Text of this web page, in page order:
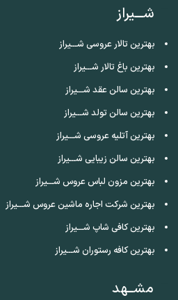
شـــیراز
بهترین تالار عروسی شـــیراز
بهترین باغ تالار شـــیراز
بهترین سالن عقد شـــیراز
بهترین سالن تولد شـــیراز
بهترین آتلیه عروسی شـــیراز
بهترین سالن زیبایی شـــیراز
بهترین مزون لباس عروس شـــیراز
بهترین شرکت اجاره ماشین عروس شـــیراز
بهترین کافی شاپ شـــیراز
بهترین کافه رستوران شـــیراز
مشــهد